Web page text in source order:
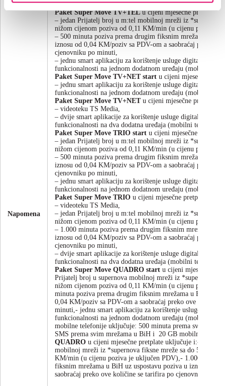
Napomena
WiFi router na korištenje.
Paket Super Move TV+TELu cijeni mjesečne pretplate
– jedan Prijatelj broj u m:tel mobilnoj mreži iz *supernova
nižom cijenom poziva od 0,11 KM/min (u cijenu poziva je
– 500 minuta poziva prema drugim fiksnim mrežama u
iznosu od 0,04 KM/poziv sa PDV-om a saobraćaj preko
cjenovniku po minuti,
– jednu smart aplikaciju za korištenje usluge digitalne
funkcionalnosti na jednom dodatnom uređaju (mobilni
Paket Super Move TV+NET start u cijeni mjesečne
– jednu smart aplikaciju za korištenje usluge digitalne
funkcionalnosti na jednom dodatnom uređaju (mobilni
Paket Super Move TV+NETu cijeni mjesečne pretplate
– videoteku TS Media,
– dvije smart aplikacije za korištenje usluge digitalne
funkcionalnosti na dva dodatna uređaja (mobilni telefon/
Paket Super Move TRIO start u cijeni mjesečne
– jedan Prijatelj broj u m:tel mobilnoj mreži iz *supernova
nižom cijenom poziva od 0,11 KM/min (u cijenu poziva je
– 500 minuta poziva prema drugim fiksnim mrežama u
iznosu od 0,04 KM/poziv sa PDV-om a saobraćaj preko
cjenovniku po minuti,
– jednu smart aplikaciju za korištenje usluge digitalne
funkcionalnosti na jednom dodatnom uređaju (mobilni
Paket Super Move TRIO u cijeni mjesečne pretplate
– videoteku TS Media,
– jedan Prijatelj broj u m:tel mobilnoj mreži iz *supernova
nižom cijenom poziva od 0,11 KM/min (u cijenu poziva je
– 1.000 minuta poziva prema drugim fiksnim mrežama u
iznosu od 0,04 KM/poziv sa PDV-om a saobraćaj preko
cjenovniku po minuti,
– dvije smart aplikacije za korištenje usluge digitalne
funkcionalnosti na dva dodatna uređaja (mobilni telefon/
Paket Super Move QUADRO start u cijeni mjesečne
Prijatelj broj u supernova mobilnoj mreži iz *supernova
nižom cijenom poziva od 0,11 KM/min (u cijenu poziva je
minuta poziva prema drugim fiksnim mrežama u BiH uz
0,04 KM/poziv sa PDV-om a saobraćaj preko ove količine
minuti,- jednu smart aplikaciju za korištenje usluge
funkcionalnosti na jednom dodatnom uređaju (mobilni
mobilne telefonije uključuje: 500 minuta prema svim
SMS prema svim mrežama u BiH i 20 GB mobilnog
QUADRO u cijeni mjesečne pretplate uključuje i:- jedan
mobilnoj mreži iz *supernova fiksne mreže sa do 50%
KM/min (u cijenu poziva je uključen PDV),- 1.000 minuta
fiksnim mrežama u BiH uz uspostavu poziva u iznosu od
saobraćaj preko ove količine se tarifira po cjenovniku po